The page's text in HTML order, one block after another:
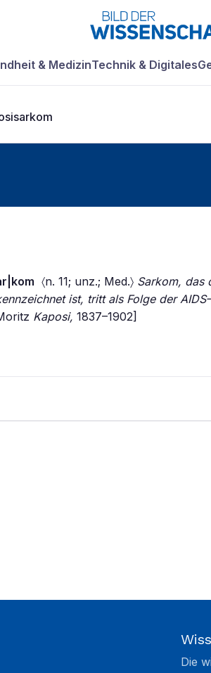
& MedizinTechnik & Digitales
〈n. 11; unz.; Med.〉 Sarkom, das
ist, tritt als Folge der AIDS–
Kaposi, 1837–1902]
Die